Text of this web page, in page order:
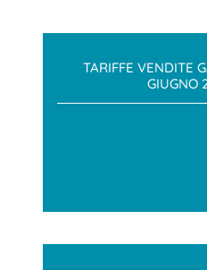
TARIFFE VENDITE
GIUGNO